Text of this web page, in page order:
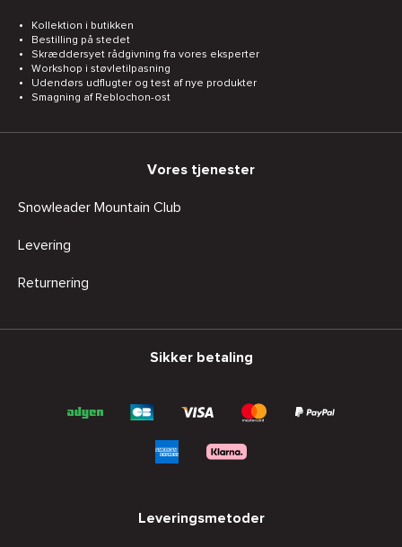
Kollektion i butikken
Bestilling på stedet
Skræddersyet rådgivning fra vores eksperter
Workshop i støvletilpasning
Udendørs udflugter og test af nye produkter
Smagning af Reblochon-ost
Vores tjenester
Snowleader Mountain Club
Levering
Returnering
Sikker betaling
Leveringsmetoder